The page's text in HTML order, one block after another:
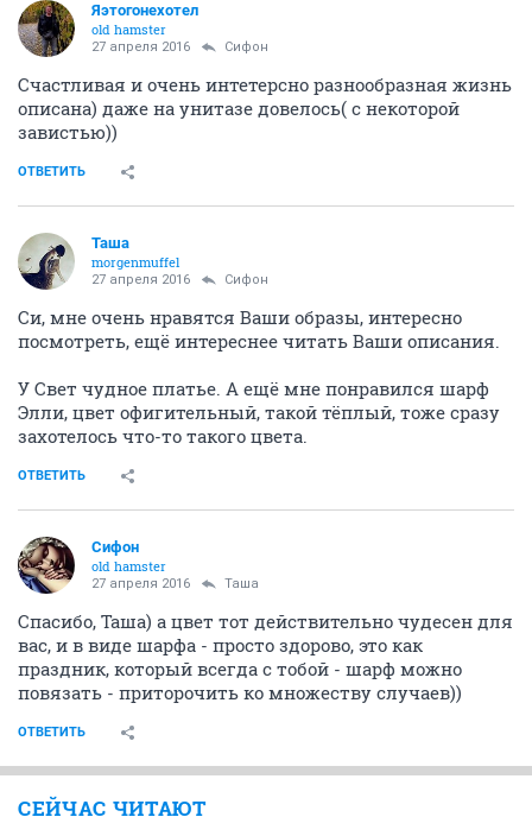
Яэтогонехотел
old hamster
27 апреля 2016 Сифон
Счастливая и очень интетерсно разнообразная жизнь
описана) даже на унитазе довелось( с некоторой
завистью))
ОТВЕТИТЬ
Таша
morgenmuffel
27 апреля 2016 Сифон
Си, мне очень нравятся Ваши образы, интересно
посмотреть, ещё интереснее читать Ваши описания.
У Свет чудное платье. А ещё мне понравился шарф
Элли, цвет офигительный, такой тёплый, тоже сразу
захотелось что-то такого цвета.
ОТВЕТИТЬ
Сифон
old hamster
27 апреля 2016 Таша
Спасибо, Таша) а цвет тот действительно чудесен для
вас, и в виде шарфа - просто здорово, это как
праздник, который всегда с тобой - шарф можно
повязать - приторочить ко множеству случаев))
ОТВЕТИТЬ
СЕЙЧАС ЧИТАЮТ